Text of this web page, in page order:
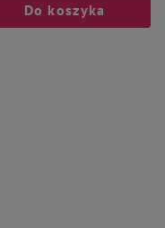
Do koszyka